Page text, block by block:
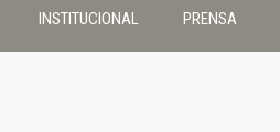
INSTITUCIONAL PRENSA